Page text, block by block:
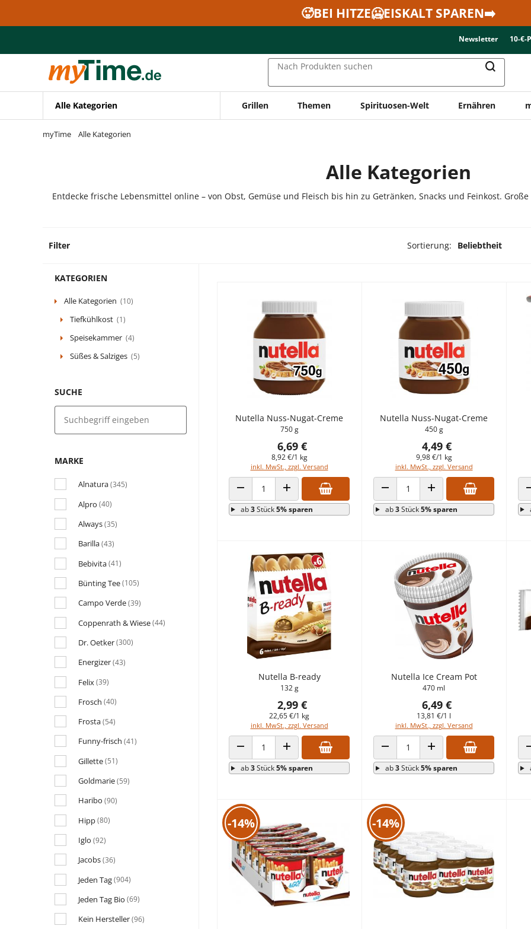
Zur Navigation springen
🥵BEI HITZE🥶EISKALT SPAREN➡️
Newsletter 10-€-
Nach Produkten suchen
Alle Kategorien Grillen Themen Spirituosen-Welt Ernähren
myTime Alle Kategorien
Alle Kategorien
Entdecke frische Lebensmittel online – von Obst, Gemüse und Fleisch bis hin zu Getränken, Snacks und Feinkost.
Filter Sortierung: Beliebtheit
KATEGORIEN
Alle Kategorien (10)
Tiefkühlkost (1)
Speisekammer (4)
Süßes & Salziges (5)
SUCHE
MARKE
Alnatura(345)
Alpro (40)
Always(35)
Barilla(43)
Bebivita(41)
Bünting Tee(105)
Campo Verde(39)
Coppenrath & Wiese(44)
Dr. Oetker(300)
Energizer(43)
Felix(39)
Frosch (40)
Frosta(54)
Funny-frisch (41)
Gillette(51)
Goldmarie(59)
Haribo (90)
Hipp(80)
Iglo (92)
Jacobs(36)
Jeden Tag(904)
Jeden Tag Bio (69)
Kein Hersteller(96)
Nutella Nuss-Nugat-Creme
750 g
6,69 €
8,92 €/1 kg
inkl. MwSt., zzgl. Versand
ANZAHL VERRINGERNANZAHL ERHÖHEN
ab3Stück5% sparen
Nutella Nuss-Nugat-Creme
450 g
4,49 €
9,98 €/1 kg
inkl. MwSt., zzgl. Versand
ANZAHL VERRINGERNANZAHL ERHÖHEN
ab3Stück5% sparen
Nutella B-ready
132 g
2,99 €
22,65 €/1 kg
inkl. MwSt., zzgl. Versand
ANZAHL VERRINGERNANZAHL ERHÖHEN
ab3Stück5% sparen
Nutella Ice Cream Pot
470 ml
6,49 €
13,81 €/1 l
inkl. MwSt., zzgl. Versand
ANZAHL VERRINGERNANZAHL ERHÖHEN
ab3Stück5% sparen
-14% -14%